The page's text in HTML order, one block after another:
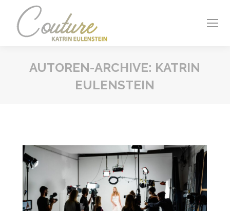
AUTOREN-ARCHIVE: KATRIN
EULENSTEIN